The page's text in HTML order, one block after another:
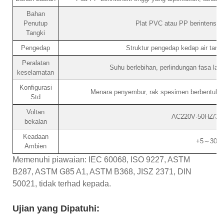
Bahan
Penutup
Tangki
Plat PVC atau PP
Pengedap
Struktur pengedap kedap air
Peralatan
keselamatan
Suhu berlebihan, perlindungan fasa
Konfigurasi
Std
Menara penyembur, rak spesimen berbentuk
Voltan
bekalan
AC220V·50HZ/
Keadaan
Ambien
+5～30℃
Memenuhi piawaian: IEC 60068, ISO 9227, ASTM
B287, ASTM G85 A1, ASTM B368, JISZ 2371, DIN
50021, tidak terhad kepada.
Ujian yang Dipatuhi: